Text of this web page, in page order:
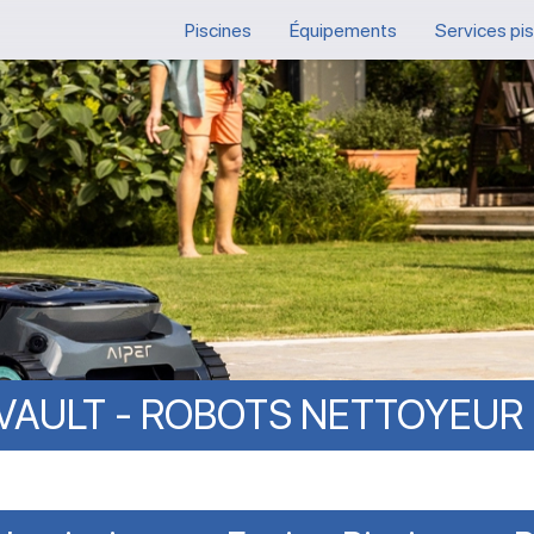
Piscines Équipements Services
- ROBOTS NETTOYEUR